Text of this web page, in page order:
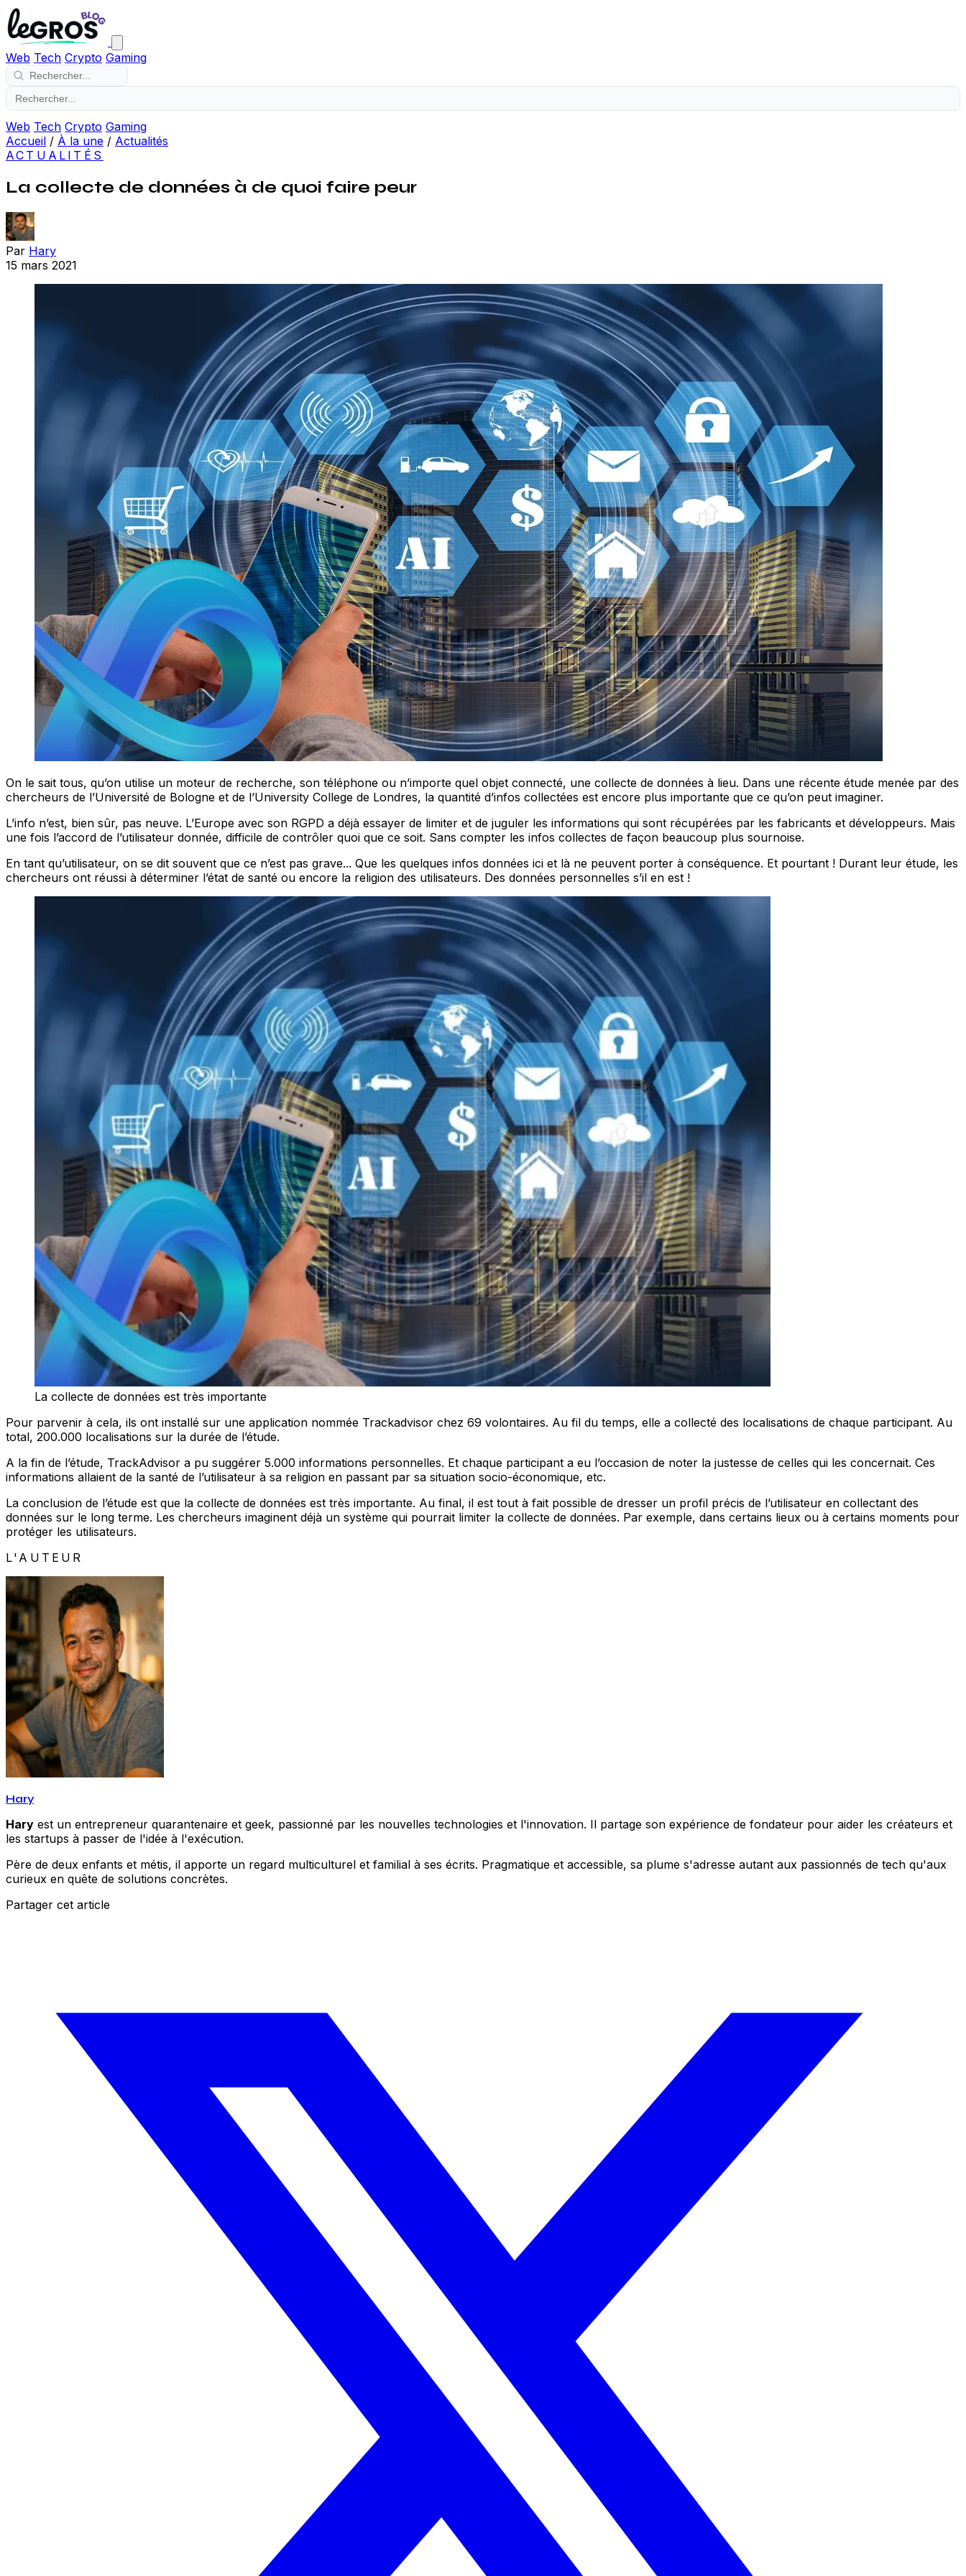
Web Tech Crypto Gaming
Web Tech Crypto Gaming
Accueil / À la une / Actualités
ACTUALITÉS
La collecte de données à de quoi faire peur
Par Hary
15 mars 2021
On le sait tous, qu’on utilise un moteur de recherche, son téléphone ou n’importe quel objet connecté, une collecte de données à lieu. Dans une récente étude menée par des
chercheurs de l’Université de Bologne et de l’University College de Londres, la quantité d’infos collectées est encore plus importante que ce qu’on peut imaginer.
L’info n’est, bien sûr, pas neuve. L’Europe avec son RGPD a déjà essayer de limiter et de juguler les informations qui sont récupérées par les fabricants et développeurs. Mais
une fois l’accord de l’utilisateur donnée, difficile de contrôler quoi que ce soit. Sans compter les infos collectes de façon beaucoup plus sournoise.
En tant qu’utilisateur, on se dit souvent que ce n’est pas grave... Que les quelques infos données ici et là ne peuvent porter à conséquence. Et pourtant ! Durant leur étude, les
chercheurs ont réussi à déterminer l’état de santé ou encore la religion des utilisateurs. Des données personnelles s’il en est !
La collecte de données est très importante
Pour parvenir à cela, ils ont installé sur une application nommée Trackadvisor chez 69 volontaires. Au fil du temps, elle a collecté des localisations de chaque participant. Au
total, 200.000 localisations sur la durée de l’étude.
A la fin de l’étude, TrackAdvisor a pu suggérer 5.000 informations personnelles. Et chaque participant a eu l’occasion de noter la justesse de celles qui les concernait. Ces
informations allaient de la santé de l’utilisateur à sa religion en passant par sa situation socio-économique, etc.
La conclusion de l’étude est que la collecte de données est très importante. Au final, il est tout à fait possible de dresser un profil précis de l’utilisateur en collectant des
données sur le long terme. Les chercheurs imaginent déjà un système qui pourrait limiter la collecte de données. Par exemple, dans certains lieux ou à certains moments pour
protéger les utilisateurs.
L'AUTEUR
Hary
Hary est un entrepreneur quarantenaire et geek, passionné par les nouvelles technologies et l'innovation. Il partage son expérience de fondateur pour aider les créateurs et
les startups à passer de l'idée à l'exécution.
Père de deux enfants et métis, il apporte un regard multiculturel et familial à ses écrits. Pragmatique et accessible, sa plume s'adresse autant aux passionnés de tech qu'aux
curieux en quête de solutions concrètes.
Partager cet article